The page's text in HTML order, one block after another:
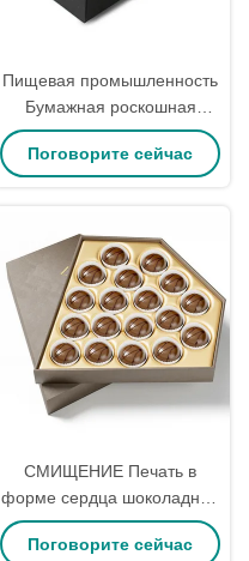
Пищевая промышленность
Бумажная роскошная
шоколадная подарочная
коробка для конечной
коробки
Поговорите сейчас
СМИЩЕНИЕ Печать в
форме сердца шоколадная
коробка на заказ
роскошная красочная
Поговорите сейчас